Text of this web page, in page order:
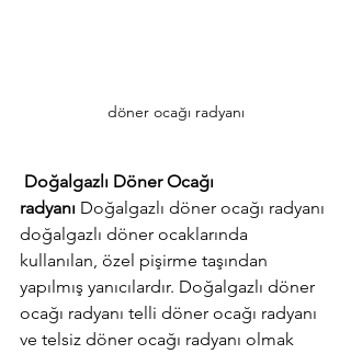
döner ocağı radyanı
Doğalgazlı Döner Ocağı
radyanı Doğalgazlı döner ocağı radyanı
doğalgazlı döner ocaklarında
kullanılan, özel pişirme taşından
yapılmış yanıcılardır. Doğalgazlı döner
ocağı radyanı telli döner ocağı radyanı
ve telsiz döner ocağı radyanı olmak